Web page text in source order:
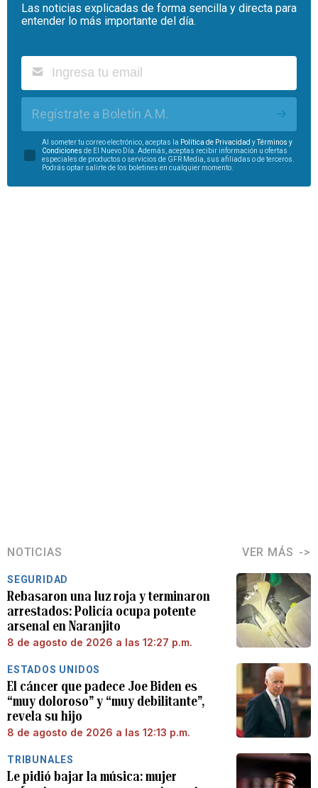
Las noticias explicadas de forma sencilla y directa para
entender lo más importante del día.
Regístrate a Boletín A.M.
Al someter tu correo electrónico, aceptas la Política de Privacidad yTérminos y
Condiciones de El Nuevo Día. Además, aceptas recibir información u ofertas
especiales de productos o servicios de GFR Media, sus afiliadas o de terceros.
Podrás optar salirte de los boletines en cualquier momento.
NOTICIAS VER MÁS
SEGURIDAD
Rebasaron una luz roja y terminaron
arrestados: Policía ocupa potente
arsenal en Naranjito
8 de agosto de 2026 a las 12:27 p.m.
ESTADOS UNIDOS
El cáncer que padece Joe Biden es
“muy doloroso” y “muy debilitante”,
revela su hijo
8 de agosto de 2026 a las 12:13 p.m.
TRIBUNALES
Le pidió bajar la música: mujer